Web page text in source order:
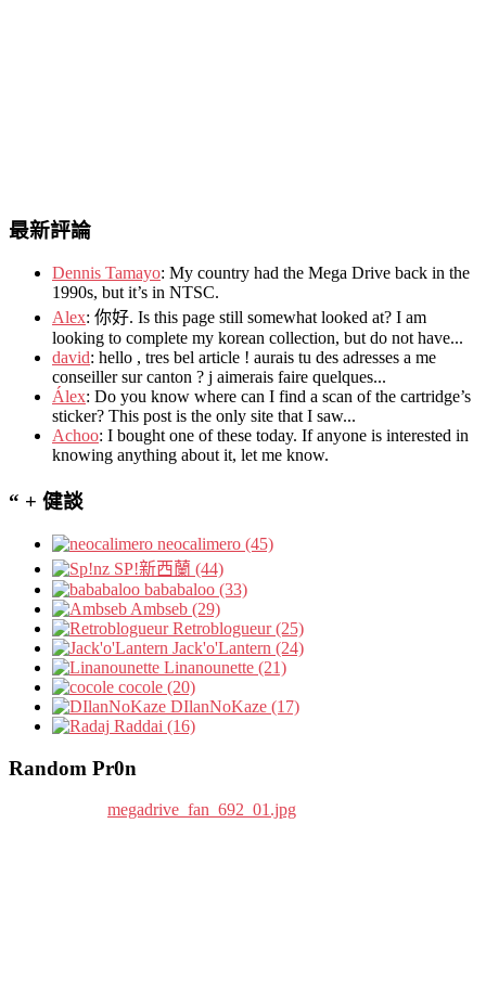
最新評論
Dennis Tamayo: My country had the Mega Drive back in the
1990s, but it’s in NTSC.
Alex: 你好. Is this page still somewhat looked at? I am
looking to complete my korean collection, but do not have...
david: hello , tres bel article ! aurais tu des adresses a me
conseiller sur canton ? j aimerais faire quelques...
Álex: Do you know where can I find a scan of the cartridge’s
sticker? This post is the only site that I saw...
Achoo: I bought one of these today. If anyone is interested in
knowing anything about it, let me know.
“ + 健談
neocalimero (45)
SP!新西蘭 (44)
bababaloo (33)
Ambseb (29)
Retroblogueur (25)
Jack'o'Lantern (24)
Linanounette (21)
cocole (20)
DIlanNoKaze (17)
Raddai (16)
Random Pr0n